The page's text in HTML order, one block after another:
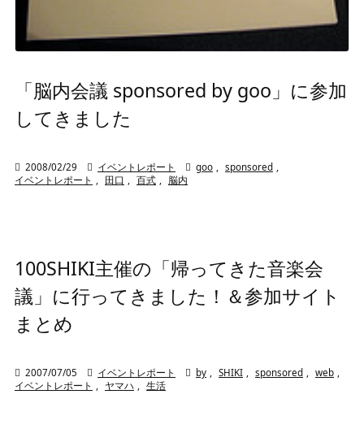
「脳内会議 sponsored by goo」に参加
してきました
 2008/02/29  イベントレポート  goo , sponsored ,
イベントレポート , 田口 , 百式 , 脳内
100SHIKI主催の「帰ってきた音楽会
議」に行ってきました！＆参加サイト
まとめ
 2007/07/05  イベントレポート  by , SHIKI , sponsored , web ,
イベントレポート , ヤマハ , 生活